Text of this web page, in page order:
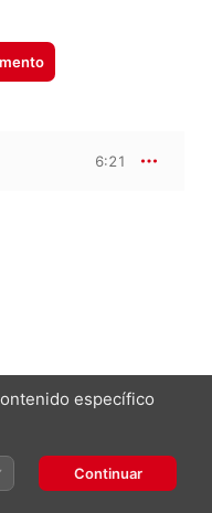
6:21
Choir·
específico
Continuar